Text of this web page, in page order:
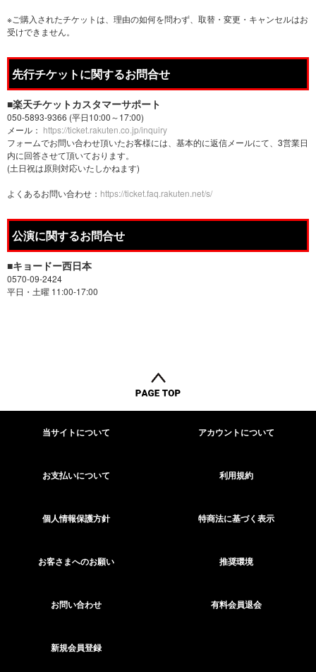
※ご購入されたチケットは、理由の如何を問わず、取替・変更・キャンセルはお
受けできません。
先行チケットに関するお問合せ
■楽天チケットカスタマーサポート
050-5893-9366 (平日10:00～17:00)
メール： https://ticket.rakuten.co.jp/inquiry
フォームでお問い合わせ頂いたお客様には、基本的に返信メールにて、3営業日
内に回答させて頂いております。
(土日祝は原則対応いたしかねます)
よくあるお問い合わせ： https://ticket.faq.rakuten.net/s/
公演に関するお問合せ
■キョードー西日本
0570-09-2424
平日・土曜 11:00-17:00
当サイトについて アカウントについて
お支払いについて 利用規約
個人情報保護方針 特商法に基づく表示
お客さまへのお願い 推奨環境
お問い合わせ 有料会員退会
新規会員登録